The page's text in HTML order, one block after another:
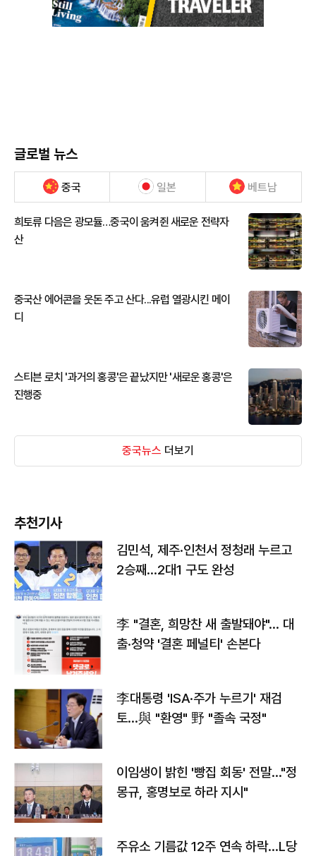
글로벌 뉴스
중국 일본 베트남
희토류 다음은 광모듈…중국이 움켜쥔 새로운 전략자
산
중국산 에어콘을 웃돈 주고 산다...유럽 열광시킨 메이
디
스티븐 로치 '과거의 홍콩'은 끝났지만 '새로운 홍콩'은
진행중
중국뉴스 더보기
추천기사
김민석, 제주·인천서 정청래 누르고
2승째…2대1 구도 완성
李 "결혼, 희망찬 새 출발돼야"… 대
출·청약 '결혼 페널티' 손본다
李대통령 'ISA·주가 누르기' 재검
토…與 "환영" 野 "졸속 국정"
이임생이 밝힌 '빵집 회동' 전말…"정
몽규, 홍명보로 하라 지시"
주유소 기름값 12주 연속 하락…L당